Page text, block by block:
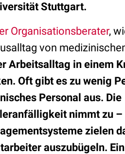
Stuttgart.
Organisationsberater,
von
Arbeitsalltag in einem
Oft gibt es zu wenig
Personal aus. Die
nimmt zu –
zielen
auszubügeln.